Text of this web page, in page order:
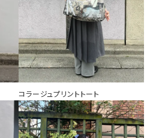
コラージュプリントトート